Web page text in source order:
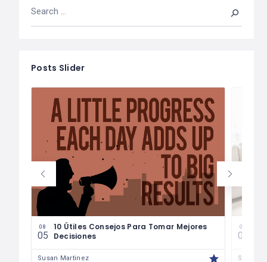
Posts Slider
08
05
10 Útiles Consejos Para Tomar Mejores
Decisiones
Susan Martinez
08
04
Susan